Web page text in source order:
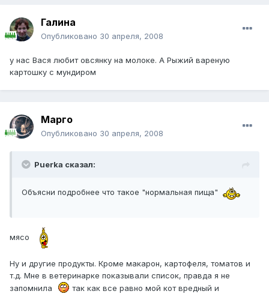
Галина
Опубликовано 30 апреля, 2008
у нас Вася любит овсянку на молоке. А Рыжий вареную
картошку с мундиром
Марго
Опубликовано 30 апреля, 2008
Puerka сказал:
Объясни подробнее что такое "нормальная пища"
мясо
Ну и другие продукты. Кроме макарон, картофеля, томатов и
т.д. Мне в ветеринарке показывали список, правда я не
запомнила
так как все равно мой кот вредный и